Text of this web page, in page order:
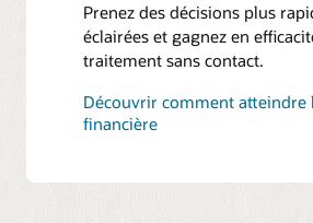
Prenez des décisions plus
éclairées et gagnez en
traitement sans contact.
Découvrir comment atteindre
financière